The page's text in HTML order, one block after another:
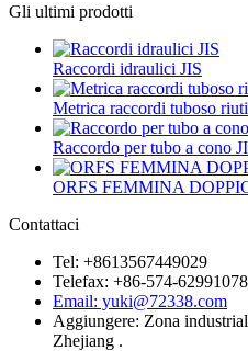
Gli ultimi prodotti
Raccordi idraulici JIS
Metrica raccordi tuboso
Raccordo per tubo a cono
ORFS FEMMINA
Contattaci
Tel: +8613567449029
Telefax: +86-574-62991078
Email: yuki@72338.com
Aggiungere: Zona
Zhejiang .